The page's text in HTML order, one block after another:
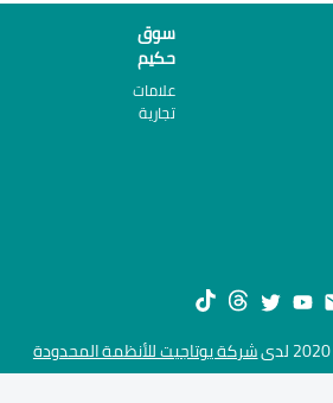
سوق
حكيم
علامات
تجارية
شركة يوتاجيت للأنظمة المحدودة